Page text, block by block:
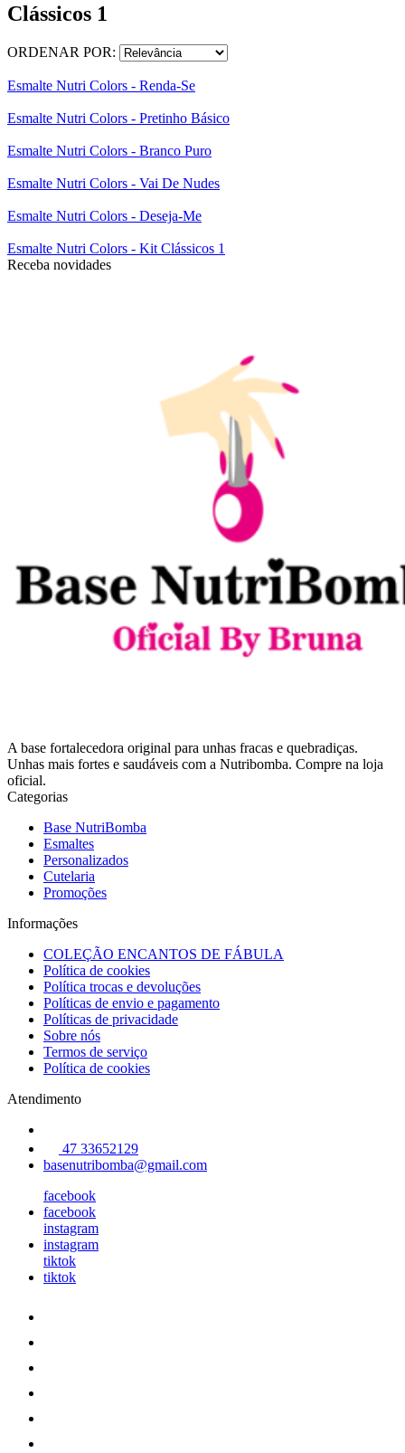
Clássicos 1
ORDENAR POR:
Esmalte Nutri Colors - Renda-Se
Esmalte Nutri Colors - Pretinho Básico
Esmalte Nutri Colors - Branco Puro
Esmalte Nutri Colors - Vai De Nudes
Esmalte Nutri Colors - Deseja-Me
Esmalte Nutri Colors - Kit Clássicos 1
Receba novidades
A base fortalecedora original para unhas fracas e quebradiças.
Unhas mais fortes e saudáveis com a Nutribomba. Compre na loja
oficial.
Categorias
Base NutriBomba
Esmaltes
Personalizados
Cutelaria
Promoções
Informações
COLEÇÃO ENCANTOS DE FÁBULA
Política de cookies
Política trocas e devoluções
Políticas de envio e pagamento
Políticas de privacidade
Sobre nós
Termos de serviço
Política de cookies
Atendimento
47 33652129
basenutribomba@gmail.com
facebook
facebook
instagram
instagram
tiktok
tiktok